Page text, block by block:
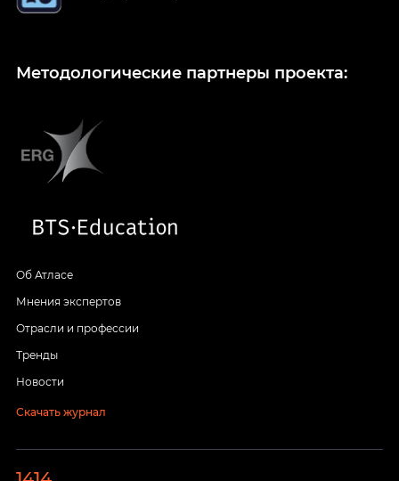
Методологические партнеры проекта:
Об Атласе
Мнения экспертов
Отрасли и профессии
Тренды
Новости
Скачать журнал